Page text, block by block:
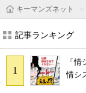
キーマンズネット
記事ランキング
「
情シ